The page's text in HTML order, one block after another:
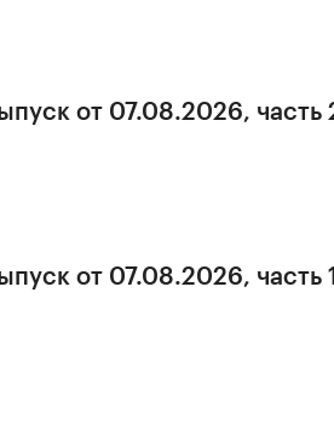
от 07.08.2026, часть
от 07.08.2026, часть 1